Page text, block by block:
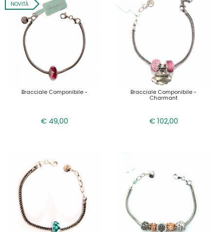
NOVITÀ
Bracciale Componibile -
€ 49,00
Bracciale Componibile -
Charmant
€ 102,00